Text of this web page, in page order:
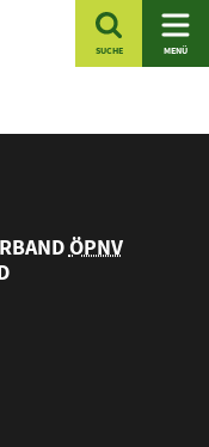
SUCHE MENÜ
ÖPNV